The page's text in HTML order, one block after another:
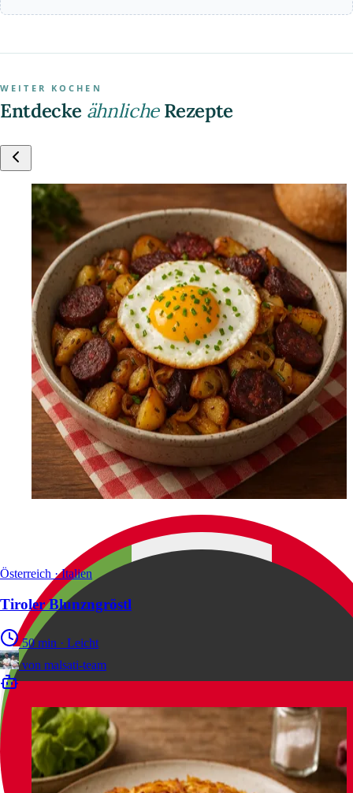
WEITER KOCHEN
Entdecke ähnlicheRezepte
Österreich · Italien
Tiroler Blunzngröstl
50 min · Leicht
von malsati-team